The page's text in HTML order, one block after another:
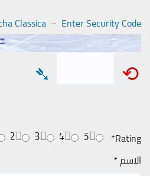
Classica – Enter Security Code
⟲
➴
Rating
*
5
4
3
2
الاسم*